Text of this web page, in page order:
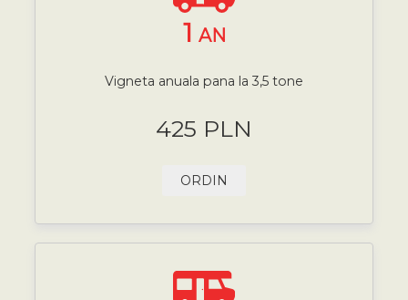
1 AN
Vigneta anuala pana la 3,5 tone
425 PLN
ORDIN